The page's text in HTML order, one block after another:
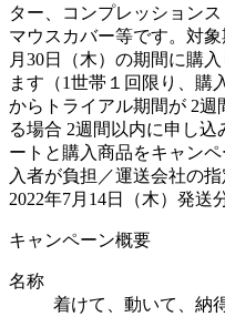
ター、コンプレッション
マウスカバー等です。対
月30日（木）の期間に購
ます（1世帯１回限り、購
からトライアル期間が 2
る場合 2週間以内に申し
ートと購入商品をキャン
入者が負担／運送会社の
2022年7月14日（木）発送
キャンペーン概要
名称
着けて、動いて、